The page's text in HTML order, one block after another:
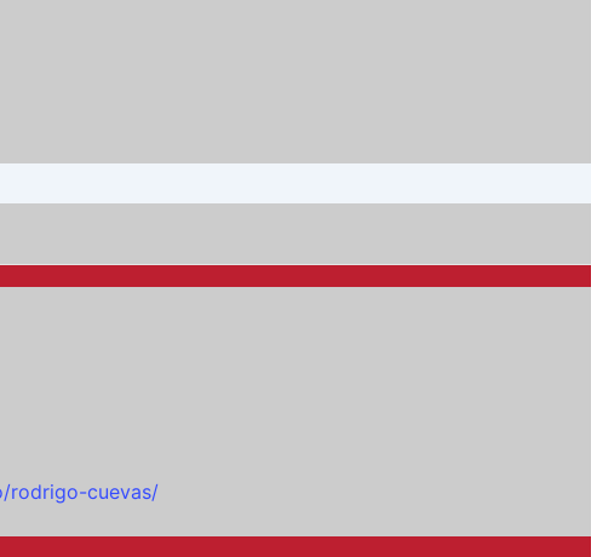
rodrigo-cuevas/